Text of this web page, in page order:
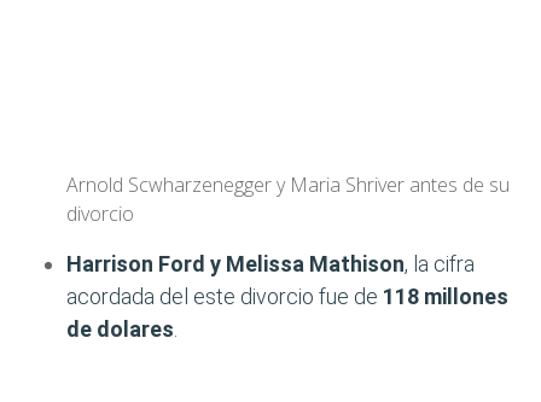
Arnold Scwharzenegger y Maria Shriver antes de su
divorcio
Harrison Ford y Melissa Mathison, la cifra
acordada del este divorcio fue de 118 millones
de dolares